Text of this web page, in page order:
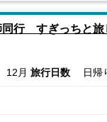
同行 すぎっちと
12月 旅行日数 日帰